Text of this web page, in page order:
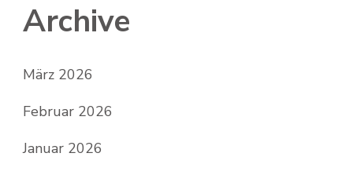
Archive
März 2026
Februar 2026
Januar 2026